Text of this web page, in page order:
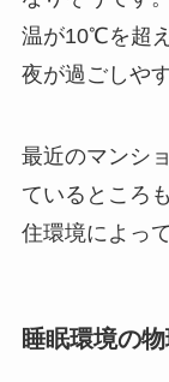
温が10℃を超
夜が過ごしや
最近のマンシ
ているところ
住環境によっ
睡眠環境の